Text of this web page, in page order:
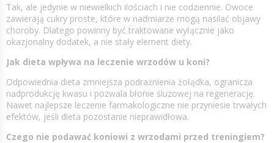
Tak, ale jedynie w niewielkich ilościach i nie codziennie. Owoce
zawierają cukry proste, które w nadmiarze mogą nasilać objawy
choroby. Dlatego powinny być traktowane wyłącznie jako
okazjonalny dodatek, a nie stały element diety.
Jak dieta wpływa na leczenie wrzodów u koni?
Odpowiednia dieta zmniejsza podrażnienia żołądka, ogranicza
nadprodukcję kwasu i pozwala błonie śluzowej na regenerację.
Nawet najlepsze leczenie farmakologiczne nie przyniesie trwałych
efektów, jeśli dieta pozostanie nieprawidłowa.
Czego nie podawać koniowi z wrzodami przed treningiem?